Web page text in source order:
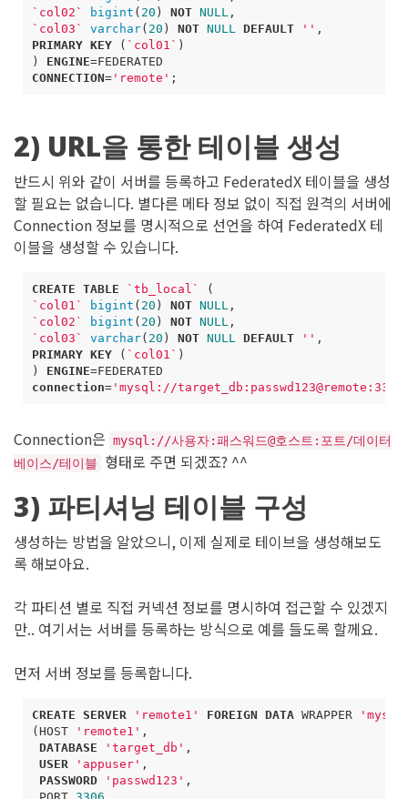
` col02 ` bigint ( 20 ) NOT NULL ,
` col03 ` varchar( 20 ) NOT NULL DEFAULT '' ,
PRIMARY KEY ( ` col01 ` )
)
ENGINE=FEDERATED
CONNECTION='remote' ;
2) URL을 통한 테이블 생성
반드시 위와 같이 서버를 등록하고 FederatedX 테이블을 생성
할 필요는 없습니다. 별다른 메타 정보 없이 직접 원격의 서버에
Connection 정보를 명시적으로 선언을 하여 FederatedX 테
이블을 생성할 수 있습니다.
CREATE TABLE ` tb_local `
(
` col01 ` bigint ( 20 ) NOT NULL ,
` col02 ` bigint ( 20 ) NOT NULL ,
` col03 ` varchar( 20 ) NOT NULL DEFAULT '' ,
PRIMARY KEY ( ` col01 ` )
)
ENGINE=FEDERATED
connection='mysql://
Connection은 mysql://사용자:패스워드@호스트:포트/데이터
베이스/테이블
형태로 주면 되겠죠? ^^
3) 파티셔닝 테이블 구성
생성하는 방법을 알았으니, 이제 실제로 테이브을 생성해보도
록 해보아요.
각 파티션 별로 직접 커넥션 정보를 명시하여 접근할 수 있겠지
만.. 여기서는 서버를 등록하는 방식으로 예를 들도록 할께요.
먼저 서버 정보를 등록합니다.
CREATE SERVER 'remote1' FOREIGN DATA WRAPPER
(HOST 'remote1' ,
DATABASE
'target_db' ,
USER
'appuser' ,
PASSWORD
'passwd123' ,
PORT
3306